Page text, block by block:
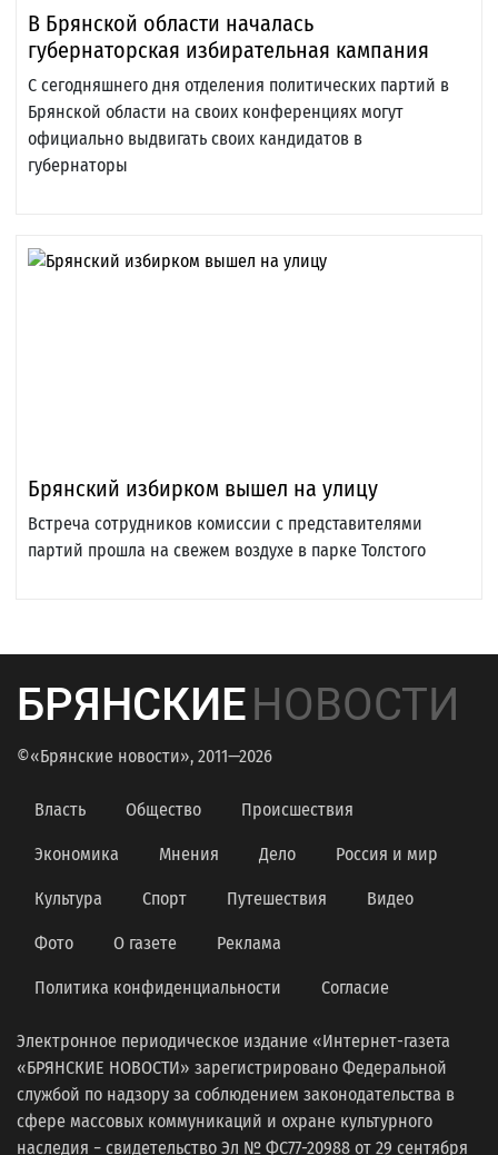
В Брянской области началась
губернаторская избирательная кампания
С сегодняшнего дня отделения политических партий в
Брянской области на своих конференциях могут
официально выдвигать своих кандидатов в
губернаторы
Брянский избирком вышел на улицу
Встреча сотрудников комиссии с представителями
партий прошла на свежем воздухе в парке Толстого
БРЯНСКИЕНОВОСТИ
©«Брянские новости», 2011—2026
Власть Общество Происшествия
Экономика Мнения Дело Россия и мир
Культура Спорт Путешествия Видео
Фото О газете Реклама
Политика конфиденциальности Согласие
Электронное периодическое издание «Интернет-газета
«БРЯНСКИЕ НОВОСТИ» зарегистрировано Федеральной
службой по надзору за соблюдением законодательства в
сфере массовых коммуникаций и охране культурного
наследия − свидетельство Эл № ФС77-20988 от 29 сентября